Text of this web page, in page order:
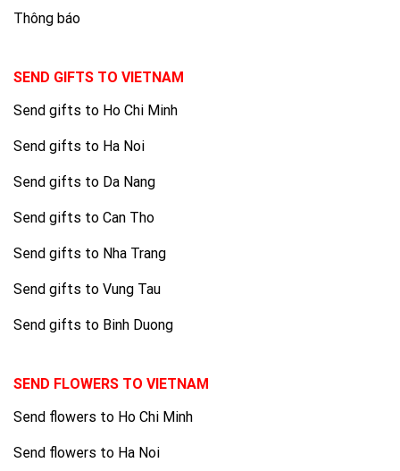
Thông báo
SEND GIFTS TO VIETNAM
Send gifts to Ho Chi Minh
Send gifts to Ha Noi
Send gifts to Da Nang
Send gifts to Can Tho
Send gifts to Nha Trang
Send gifts to Vung Tau
Send gifts to Binh Duong
SEND FLOWERS TO VIETNAM
Send flowers to Ho Chi Minh
Send flowers to Ha Noi